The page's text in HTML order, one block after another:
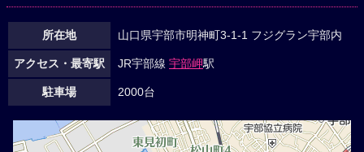
所在地 山口県宇部市明神町3-1-1 フジグラン宇部内
アクセス・最寄駅 JR宇部線 宇部岬駅
駐車場 2000台